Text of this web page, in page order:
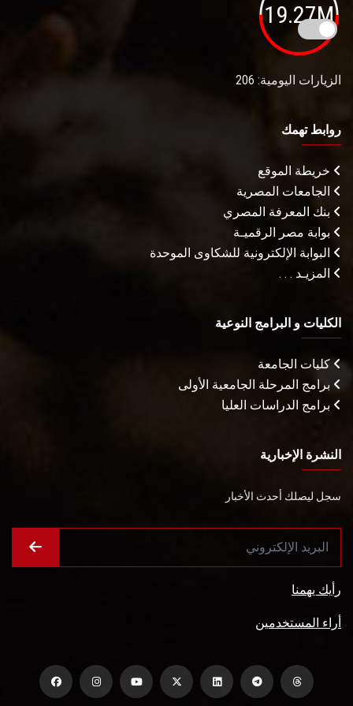
19.27M
الزيارات اليومية: 206
روابط تهمك
خريطة الموقع
الجامعات المصرية
بنك المعرفة المصري
بوابة مصر الرقميـة
البوابة الإلكترونية للشكاوى الموحدة
المزيـد . . .
الكليات و البرامج النوعية
كليات الجامعة
برامج المرحلة الجامعية الأولى
برامج الدراسات العليا
النشرة الإخبارية
سجل ليصلك أحدث الأخبار
رأيك يهمنا
أراء المستخدمين